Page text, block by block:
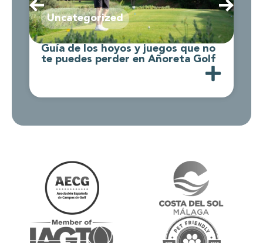
Uncategorized
Guía de los hoyos y juegos que no
te puedes perder en Añoreta Golf